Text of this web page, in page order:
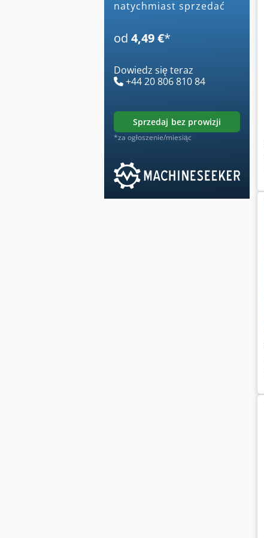
natychmiast sprzedać
od 4,49 €*
Dowiedz się teraz
+44 20 806 810 84
sprzedaj bez prowizji
*za ogłoszenie/miesiąc